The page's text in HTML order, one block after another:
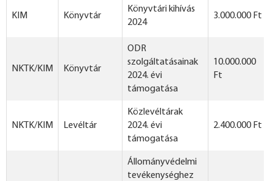
KIM Könyvtár
Könyvtári kihívás
2024
3.000.000 Ft
NKTK/KIM Könyvtár
ODR
szolgáltatásainak
2024. évi
támogatása
10.000.000
Ft
NKTK/KIM Levéltár
Közlevéltárak
2024. évi
támogatása
2.400.000 Ft
Állományvédelmi
tevékenységhez